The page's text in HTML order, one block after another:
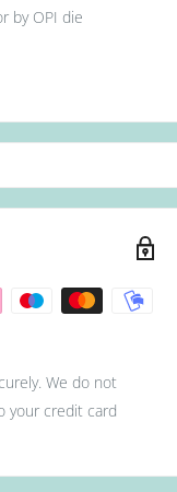
by OPI die
We do not
your credit card